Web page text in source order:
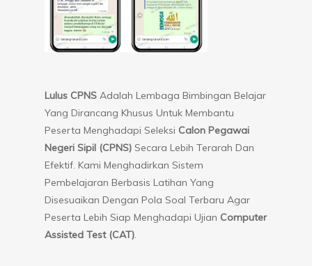
Lulus CPNS Adalah Lembaga Bimbingan Belajar
Yang Dirancang Khusus Untuk Membantu
Peserta Menghadapi Seleksi Calon Pegawai
Negeri Sipil (CPNS) Secara Lebih Terarah Dan
Efektif. Kami Menghadirkan Sistem
Pembelajaran Berbasis Latihan Yang
Disesuaikan Dengan Pola Soal Terbaru Agar
Peserta Lebih Siap Menghadapi Ujian Computer
Assisted Test (CAT).